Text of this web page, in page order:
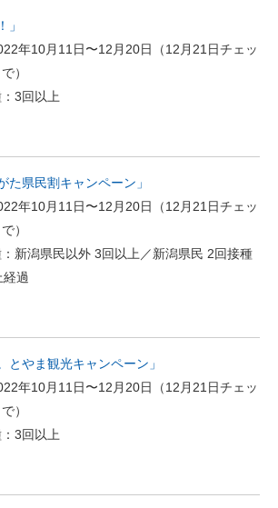
」
年10月11日〜12月20日（12月21日チェッ
）
3回以上
た県民割キャンペーン」
年10月11日〜12月20日（12月21日チェッ
）
新潟県民以外 3回以上／新潟県民 2回接種
経過
とやま観光キャンペーン」
年10月11日〜12月20日（12月21日チェッ
）
3回以上